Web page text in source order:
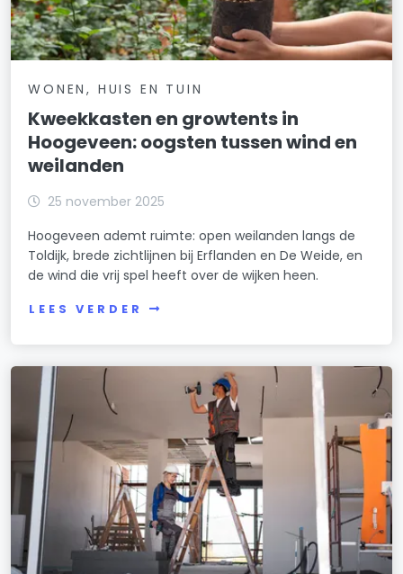
WONEN, HUIS EN TUIN
Kweekkasten en growtents in
Hoogeveen: oogsten tussen wind en
weilanden
25 november 2025
Hoogeveen ademt ruimte: open weilanden langs de
Toldijk, brede zichtlijnen bij Erflanden en De Weide, en
de wind die vrij spel heeft over de wijken heen.
LEES VERDER